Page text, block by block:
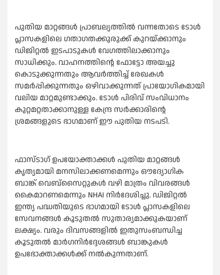
പുതിയ മാറ്റങ്ങള്‍ പ്രാബല്യത്തില്‍ വന്നതോടെ ടോള്‍
പ്ലാസകളിലെ ഗതാഗതക്കുരുക്ക് കുറയ്ക്കാനും
ഡിജിറ്റല്‍ ഇടപാടുകള്‍ വേഗത്തിലാക്കാനും
സാധിക്കും. വാഹനത്തിന്റെ ഫോട്ടോ അയച്ചു
കൊടുക്കുന്നതും ആവര്‍ത്തിച്ച്‌ രേഖകള്‍
സമര്‍പ്പിക്കുന്നതും ഒഴിവാക്കുന്നത് പ്രായോഗികമായി
വലിയ മാറ്റമുണ്ടാക്കും. ടോള്‍ പിരിവ് സംവിധാനം
കുറ്റമറ്റതാക്കാനുള്ള കേന്ദ്ര സര്‍ക്കാരിന്റെ
ശ്രമങ്ങളുടെ ഭാഗമാണ് ഈ പുതിയ നടപടി.
ഫാസ്ടാഗ് ഉപയോക്താക്കള്‍ പുതിയ മാറ്റങ്ങള്‍
കൃത്യമായി മനസിലാക്കണമെന്നും ഔദ്യോഗിക
ബാങ്ക് വെബ്സൈറ്റുകള്‍ വഴി മാത്രം വിവരങ്ങള്‍
കൈമാറണമെന്നും NHAI നിര്‍ദേശിച്ചു. ഡിജിറ്റല്‍
ഇന്ത്യ പദ്ധതിയുടെ ഭാഗമായി ടോള്‍ പ്ലാസകളിലെ
സേവനങ്ങള്‍ കൂടുതല്‍ സുതാര്യമാക്കുകയാണ്
ലക്ഷ്യം. വരും ദിവസങ്ങളില്‍ ഇതുസംബന്ധിച്ച
കൂടുതല്‍ മാര്‍ഗനിര്‍ദ്ദേശങ്ങള്‍ ബാങ്കുകള്‍
ഉപഭോക്താക്കള്‍ക്ക് നല്‍കുന്നതാണ്.